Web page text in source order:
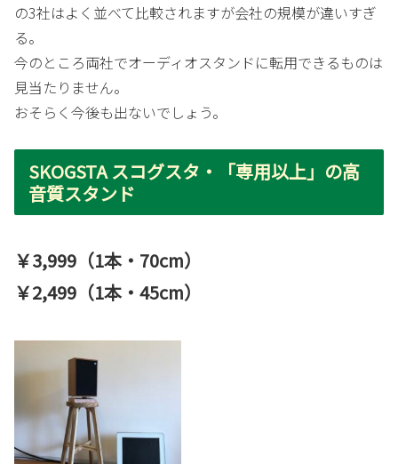
の3社はよく並べて比較されますが会社の規模が違いすぎ
る。
今のところ両社でオーディオスタンドに転用できるものは
見当たりません。
おそらく今後も出ないでしょう。
SKOGSTA スコグスタ・「専用以上」の高
音質スタンド
￥3,999（1本・70cm）
￥2,499（1本・45cm）